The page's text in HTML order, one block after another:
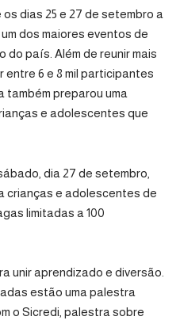
dias 25 e 27 de setembro a
, um dos maiores eventos de
do país. Além de reunir mais
6 e 8 mil participantes
também preparou uma
e adolescentes que
dia 27 de setembro,
crianças e adolescentes de
limitadas a 100
unir aprendizado e diversão.
estão uma palestra
o Sicredi, palestra sobre